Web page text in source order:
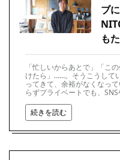
ブ
も
「忙しいからあとで」「こ
けたら」……。そうこうして
ってきて、余裕がなくなっ
らずプライベートでも、
続きを読む